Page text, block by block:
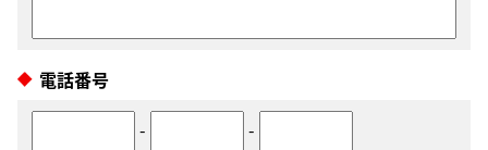
電話番号
-
-